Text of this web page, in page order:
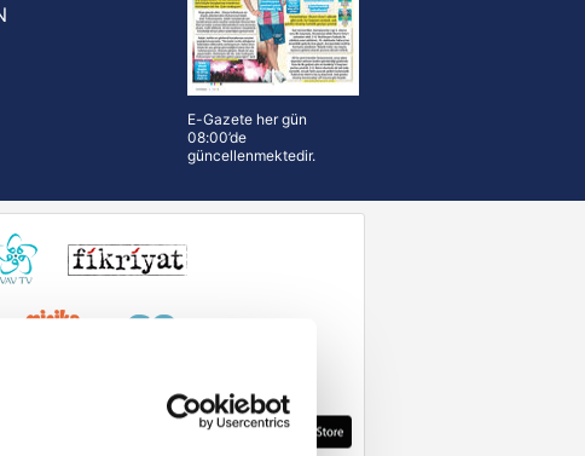
E-Gazete her gün
08:00’de
güncellenmektedir.